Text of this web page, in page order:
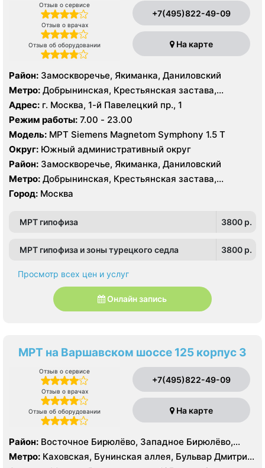
Отзыв о сервисе
Отзыв о врачах
Отзыв об оборудовании
+7(495)822-49-09
На карте
Район: Замоскворечье, Якиманка, Даниловский
Метро: Добрынинская, Крестьянская застава,
Новокузнецкая, Октябрьская, Павелецкая, Полянка,
Пролетарская, Серпуховская, Третьяковская,
Тульская, Шаболовская
Адрес: г. Москва, 1-й Павелецкий пр., 1
Режим работы: 7.00 - 23.00
Модель:
МРТ Siemens Magnetom Symphony 1.5 Т
Округ: Южный административный округ
Район: Замоскворечье, Якиманка, Даниловский
Метро: Добрынинская, Крестьянская застава,
Новокузнецкая, Октябрьская, Павелецкая, Полянка,
Пролетарская, Серпуховская, Третьяковская,
Город: Москва
МРТ гипофиза 3800 p.
МРТ гипофиза и зоны турецкого седла 3800 p.
Просмотр всех цен и услуг
Онлайн запись
МРТ на Варшавском шоссе 125 корпус 3
Отзыв о сервисе
Отзыв о врачах
Отзыв об оборудовании
+7(495)822-49-09
На карте
Район: Восточное Бирюлёво, Западное Бирюлёво,
Москворечье-Сабурово, Северное Чертаново,
Центральное Чертаново, Южное Чертаново , Южное
Метро: Каховская, Бунинская аллея, Бульвар Дмитрия